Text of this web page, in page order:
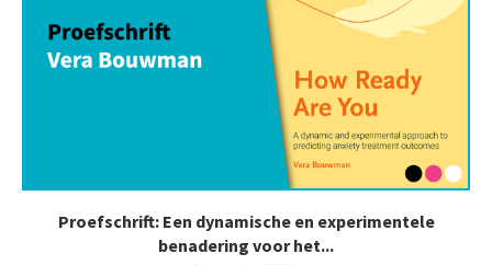
Proefschrift: Een dynamische en experimentele
benadering voor het...